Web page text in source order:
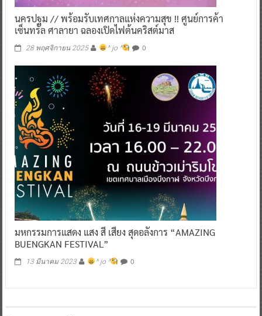
นครปฐม // พร้อมรับเทศกาลแห่งความสุข !! ศูนย์การค้า
เซ็นทรัล ศาลายา ฉลองเปิดไฟต้นคริสต์มาส
28 พฤศจิกายน 2025 ^ jo ^ 0
มหกรรมการแสดง แสง สี เสียง สุดอลังการ “AMAZING
BUENGKAN FESTIVAL”
13 มีนาคม 2023 ^ jo ^ 0